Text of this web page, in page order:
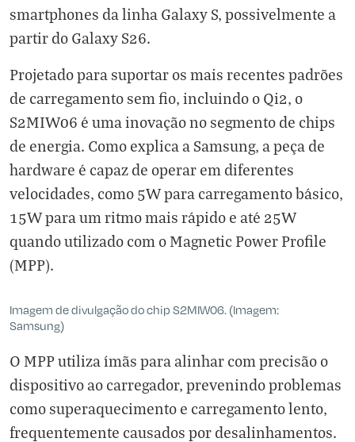
smartphones da linha Galaxy S, possivelmente a
partir do Galaxy S26.
Projetado para suportar os mais recentes padrões
de carregamento sem fio, incluindo o Qi2, o
S2MIW06 é uma inovação no segmento de chips
de energia. Como explica a Samsung, a peça de
hardware é capaz de operar em diferentes
velocidades, como 5W para carregamento básico,
15W para um ritmo mais rápido e até 25W
quando utilizado com o Magnetic Power Profile
(MPP).
Imagem de divulgação do chip S2MIW06. (Imagem:
Samsung)
O MPP utiliza ímãs para alinhar com precisão o
dispositivo ao carregador, prevenindo problemas
como superaquecimento e carregamento lento,
frequentemente causados por desalinhamentos.